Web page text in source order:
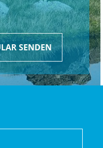
T-Type
SENDEN